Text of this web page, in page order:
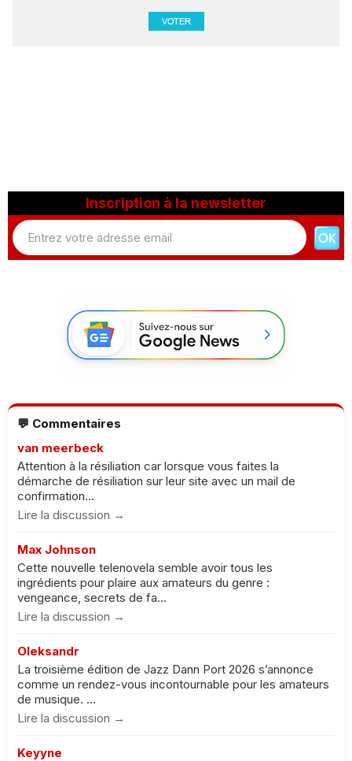
Inscription à la newsletter
💬 Commentaires
van meerbeck
Attention à la résiliation car lorsque vous faites la
démarche de résiliation sur leur site avec un mail de
confirmation...
Lire la discussion →
Max Johnson
Cette nouvelle telenovela semble avoir tous les
ingrédients pour plaire aux amateurs du genre :
vengeance, secrets de fa...
Lire la discussion →
Oleksandr
La troisième édition de Jazz Dann Port 2026 s’annonce
comme un rendez-vous incontournable pour les amateurs
de musique. ...
Lire la discussion →
Keyyne